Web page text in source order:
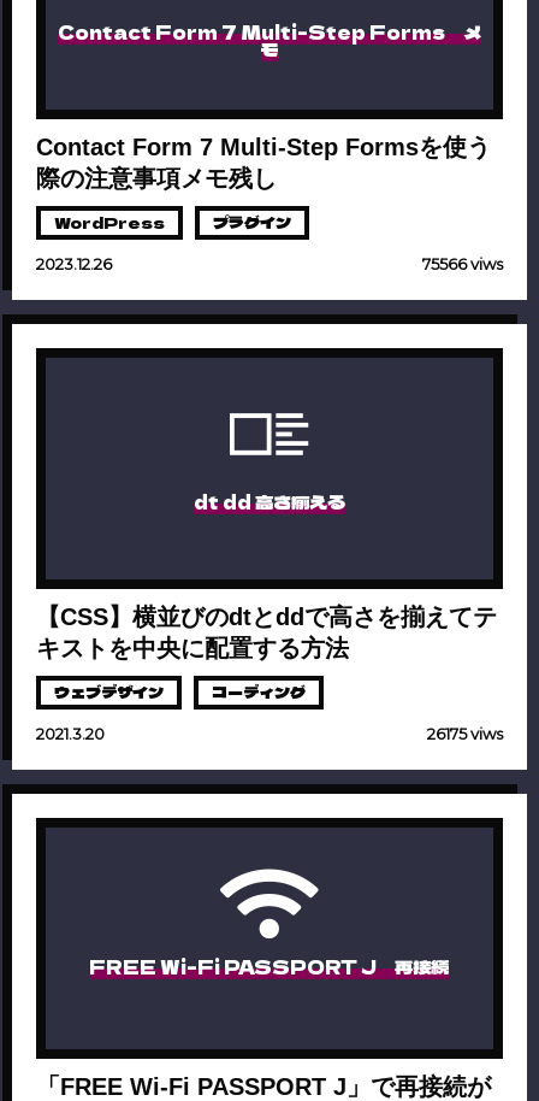
Contact Form 7 Multi-Step Forms メ
モ
Contact Form 7 Multi-Step Formsを使う
際の注意事項メモ残し
WordPress プラグイン
2023.12.26 75566 viws
dt dd 高さ揃える
【CSS】横並びのdtとddで高さを揃えてテ
キストを中央に配置する方法
ウェブデザイン コーディング
2021.3.20 26175 viws
FREE Wi-Fi PASSPORT J 再接続
「FREE Wi-Fi PASSPORT J」で再接続が